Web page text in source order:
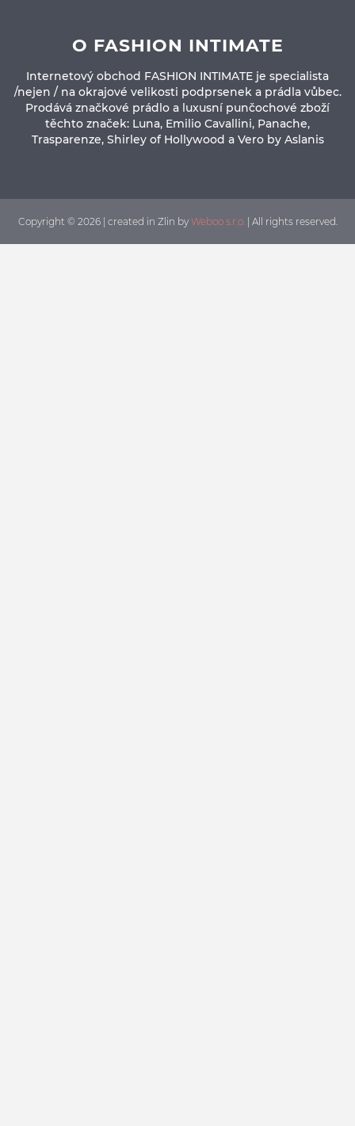
O FASHION INTIMATE
Internetový obchod FASHION INTIMATE je specialista
/nejen / na okrajové velikosti podprsenek a prádla vůbec.
Prodává značkové prádlo a luxusní punčochové zboží
těchto značek: Luna, Emilio Cavallini, Panache,
Trasparenze, Shirley of Hollywood a Vero by Aslanis
Copyright © 2026 | created in Zlin by Weboo s.r.o. | All rights reserved.